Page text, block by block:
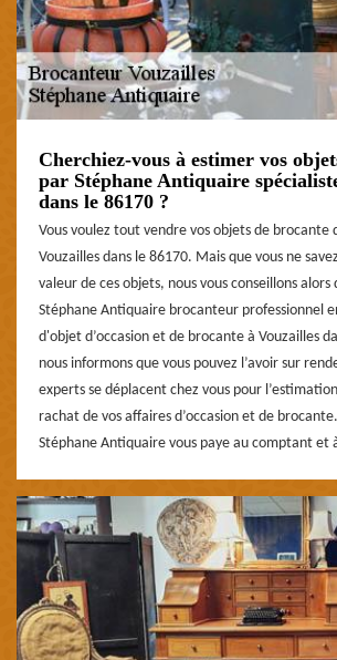
Cherchiez-vous à estimer vos
par Stéphane Antiquaire
dans le 86170 ?
Vous voulez tout vendre vos objets de brocante
Vouzailles dans le 86170. Mais que vous ne
valeur de ces objets, nous vous conseillons
Stéphane Antiquaire brocanteur professionnel
d'objet d’occasion et de brocante à Vouzailles
nous informons que vous pouvez l’avoir sur
experts se déplacent chez vous pour
rachat de vos affaires d’occasion et de
Stéphane Antiquaire vous paye au comptant et